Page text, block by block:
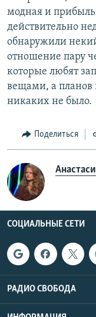
модная и
действительно
обнаружили
отношение пару
которые любят
вещами, а планов
никаких не было.
Поделиться
СОЦИАЛЬНЫЕ СЕТИ
РАДИО СВОБОДА